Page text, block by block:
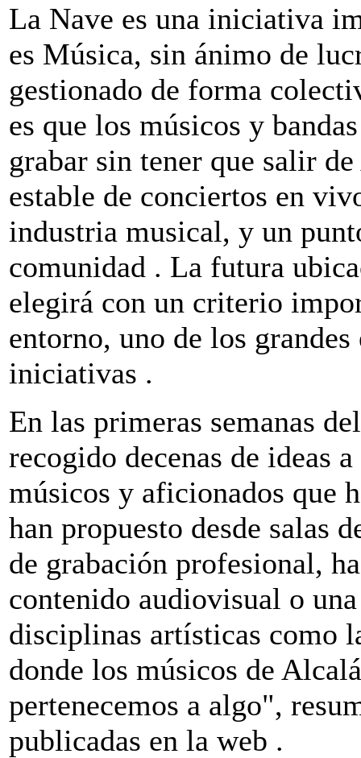
La Nave es una iniciativa
es Música, sin ánimo de
gestionado de forma
es que los músicos y
grabar sin tener que salir
estable de conciertos en
industria musical, y un
comunidad . La futura
elegirá con un criterio
entorno, uno de los
iniciativas .
En las primeras semanas
recogido decenas de ideas
músicos y aficionados que
han propuesto desde salas
de grabación profesional,
contenido audiovisual o
disciplinas artísticas como
donde los músicos de
pertenecemos a algo",
publicadas en la web .